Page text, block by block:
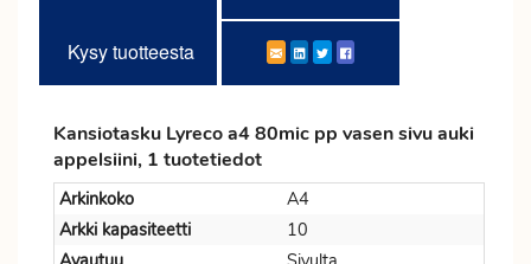
Kysy tuotteesta
Kansiotasku Lyreco a4 80mic pp vasen sivu auki
appelsiini, 1 tuotetiedot
Arkinkoko
A4
Arkki kapasiteetti
10